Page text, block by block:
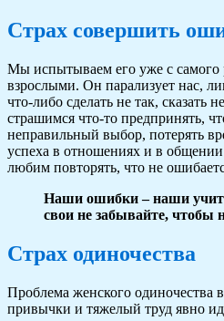
Страх совершить
Мы испытываем его уже с самого
взрослыми. Он парализует нас,
что-либо сделать не так,
страшимся что-то предпринять,
неправильный выбор, потерять
успеха в отношениях и в
любим повторять, что не
Наши ошибки – наши
свои не забывайте, чтобы
Страх одиночества
Проблема женского одиночества
привычки и тяжелый труд явно